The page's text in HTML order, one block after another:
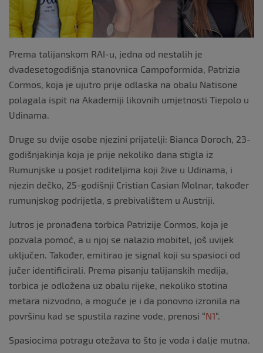
Prema talijanskom RAI-u, jedna od nestalih je
dvadesetogodišnja stanovnica Campoformida, Patrizia
Cormos, koja je ujutro prije odlaska na obalu Natisone
polagala ispit na Akademiji likovnih umjetnosti Tiepolo u
Udinama.
Druge su dvije osobe njezini prijatelji: Bianca Doroch, 23-
godišnjakinja koja je prije nekoliko dana stigla iz
Rumunjske u posjet roditeljima koji žive u Udinama, i
njezin dečko, 25-godišnji Cristian Casian Molnar, također
rumunjskog podrijetla, s prebivalištem u Austriji.
Jutros je pronađena torbica Patrizije Cormos, koja je
pozvala pomoć, a u njoj se nalazio mobitel, još uvijek
uključen. Također, emitirao je signal koji su spasioci od
jučer identificirali. Prema pisanju talijanskih medija,
torbica je odložena uz obalu rijeke, nekoliko stotina
metara nizvodno, a moguće je i da ponovno izronila na
površinu kad se spustila razine vode, prenosi “N1“.
Spasiocima potragu otežava to što je voda i dalje mutna.